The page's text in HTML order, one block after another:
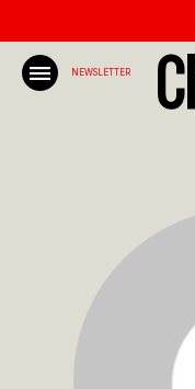
NEWSLETTER